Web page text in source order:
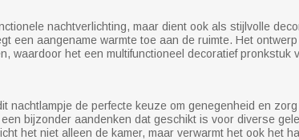
nachtverlichting, maar dient ook als stijlvolle
een aangename warmte toe aan de ruimte. Het
waardoor het een multifunctioneel decoratief pronkstuk
nachtlampje de perfecte keuze om genegenheid en
bijzonder aandenken dat geschikt is voor diverse
het niet alleen de kamer, maar verwarmt het ook het